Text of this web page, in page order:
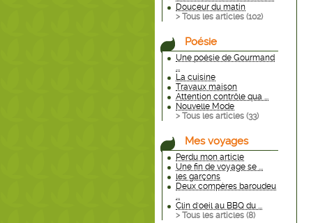
Douceur du matin
> Tous les articles (102)
Poésie
Une poésie de Gourmand
...
La cuisine
Travaux maison
Attention contrôle qua ...
Nouvelle Mode
> Tous les articles (33)
Mes voyages
Perdu mon article
Une fin de voyage se ...
les garçons
Deux compères baroudeu
...
Clin d'oeil au BBQ du ...
> Tous les articles (8)